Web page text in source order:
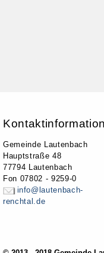
Kontaktinformation
Gemeinde Lautenbach
Hauptstraße 48
77794 Lautenbach
Fon 07802 - 9259-0
info@lautenbach-
renchtal.de